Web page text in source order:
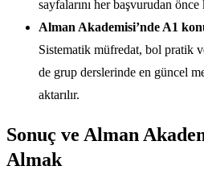
sayfalarını her başvurudan
Alman Akademisi’nde A1
Sistematik müfredat, bol pratik
de grup derslerinde en güncel
aktarılır.
Sonuç ve Alman
Almak